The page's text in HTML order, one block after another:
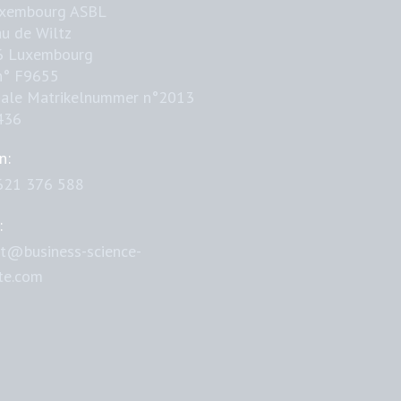
ASBL
de Wiltz
Luxembourg
F9655
Matrikelnummer n°2013
376 588
science-